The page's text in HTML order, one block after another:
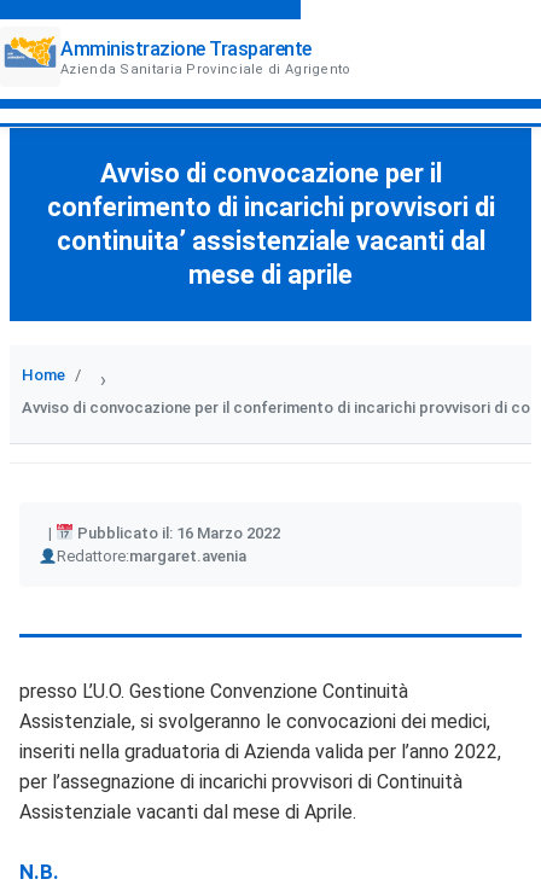
Amministrazione Trasparente
Azienda Sanitaria Provinciale di Agrigento
Avviso di convocazione per il
conferimento di incarichi provvisori di
continuita’ assistenziale vacanti dal
mese di aprile
Home ›
Avviso di convocazione per il conferimento di incarichi provvisori di
Pubblicato il: 16 Marzo 2022
Redattore:
Author margaret.avenia
presso L’U.O. Gestione Convenzione Continuità
Assistenziale, si svolgeranno le convocazioni dei medici,
inseriti nella graduatoria di Azienda valida per l’anno 2022,
per l’assegnazione di incarichi provvisori di Continuità
Assistenziale vacanti dal mese di Aprile.
N.B.